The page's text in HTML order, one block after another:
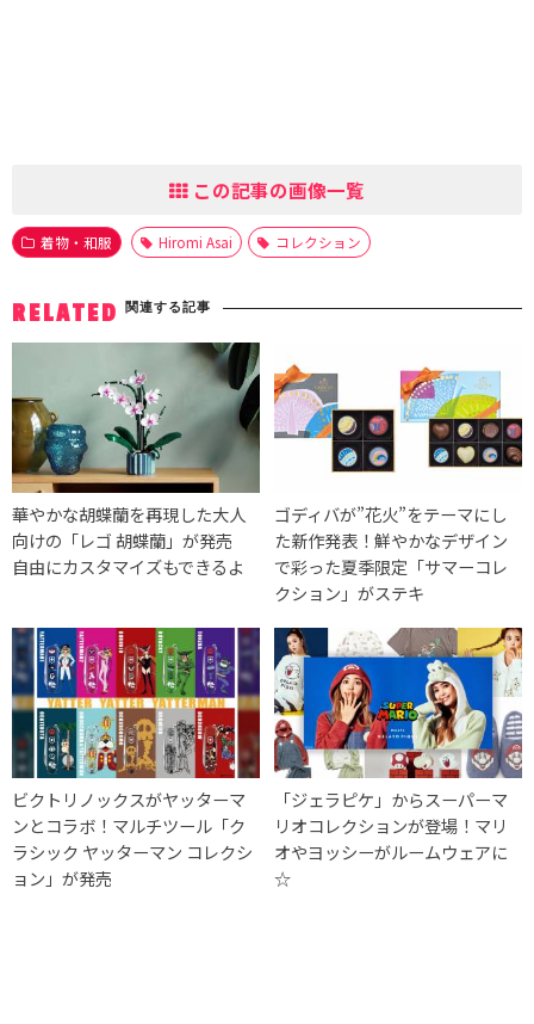
この記事の画像一覧
着物・和服 Hiromi Asai コレクション
RELATED 関連する記事
華やかな胡蝶蘭を再現した大人
向けの「レゴ 胡蝶蘭」が発売
自由にカスタマイズもできるよ
ゴディバが”花火”をテーマにし
た新作発表！鮮やかなデザイン
で彩った夏季限定「サマーコレ
クション」がステキ
ビクトリノックスがヤッターマ
ンとコラボ！マルチツール「ク
ラシック ヤッターマン コレクシ
ョン」が発売
「ジェラピケ」からスーパーマ
リオコレクションが登場！マリ
オやヨッシーがルームウェアに
☆